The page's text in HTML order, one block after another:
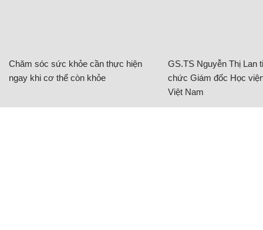
Chăm sóc sức khỏe cần thực hiện
ngay khi cơ thể còn khỏe
GS.TS Nguyễn Thị Lan
chức Giám đốc Học
Việt Nam